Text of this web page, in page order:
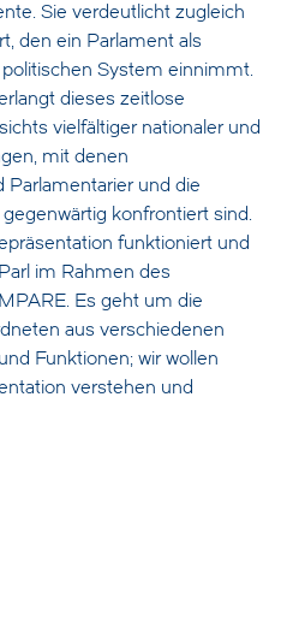
Sie verdeutlicht zugleich
den ein Parlament als
System einnimmt.
dieses zeitlose
vielfältiger nationaler und
mit denen
Parlamentarier und die
konfrontiert sind.
funktioniert und
im Rahmen des
Es geht um die
aus verschiedenen
Funktionen; wir wollen
verstehen und